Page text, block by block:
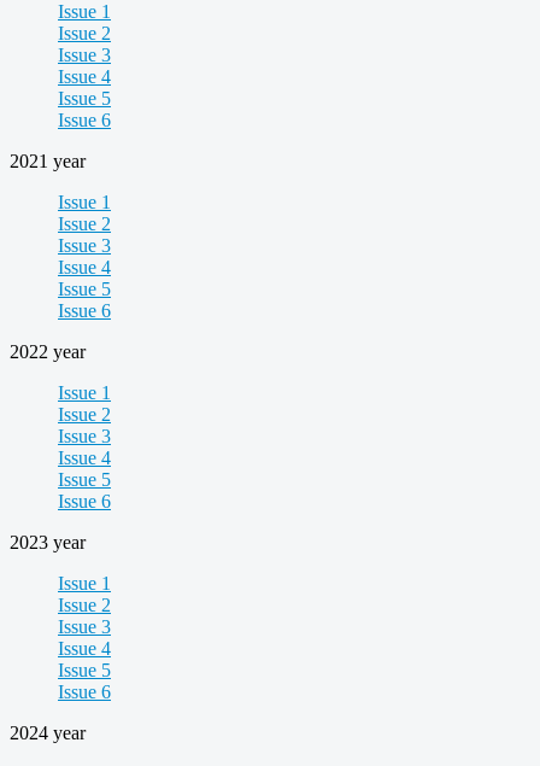
Issue 1
Issue 2
Issue 3
Issue 4
Issue 5
Issue 6
2021 year
Issue 1
Issue 2
Issue 3
Issue 4
Issue 5
Issue 6
2022 year
Issue 1
Issue 2
Issue 3
Issue 4
Issue 5
Issue 6
2023 year
Issue 1
Issue 2
Issue 3
Issue 4
Issue 5
Issue 6
2024 year